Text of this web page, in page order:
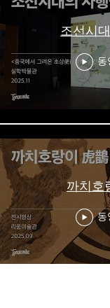
조선시
동
까치호
동